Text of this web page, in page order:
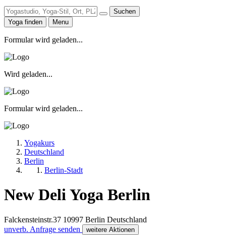
Suchen
Yoga finden
Menu
Formular wird geladen...
Wird geladen...
Formular wird geladen...
Yogakurs
Deutschland
Berlin
Berlin-Stadt
New Deli Yoga Berlin
Falckensteinstr.37 10997 Berlin Deutschland
unverb. Anfrage senden
weitere Aktionen